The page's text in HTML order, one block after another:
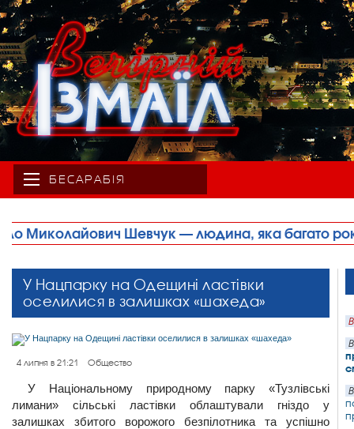
БЕСАРАБІЯ
яка багато років свого життя присвятила
У Нацпарку на Одещині ластівки
оселилися в залишках «шахеда»
4 липня в 21:21 Общество
У Національному природному парку «Тузлівські
лимани» сільські ластівки облаштували гніздо у
залишках збитого ворожого безпілотника та успішно